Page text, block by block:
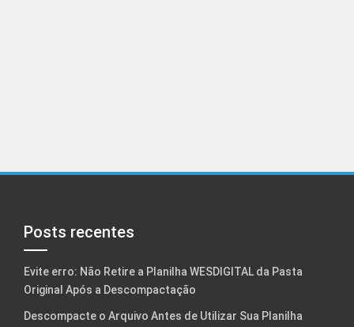
Posts recentes
Evite erro: Não Retire a Planilha WESDIGITAL da Pasta
Original Após a Descompactação
Descompacte o Arquivo Antes de Utilizar Sua Planilha